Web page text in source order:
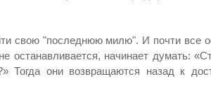
свою "последнюю милю". И почти все
останавливается, начинает думать:
Тогда они возвращаются назад к